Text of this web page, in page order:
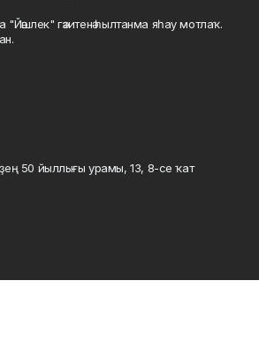
"Йәшлек" гәзитенә һылтанма яһау мотлаҡ.
50 йыллығы урамы, 13, 8-се ҡат